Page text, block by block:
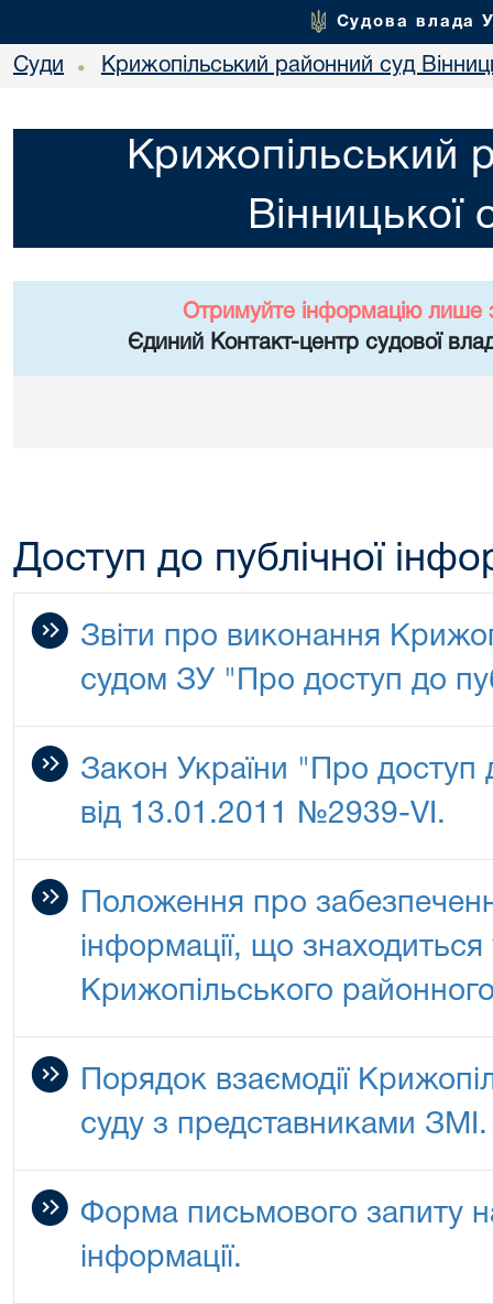
Судова влада
Суди • Крижопільський районний суд
Крижопільський
Вінницької
Отримуйте інформацію лише
Єдиний Контакт-центр судової
Доступ до публічної
Звіти про виконання
судом ЗУ "Про доступ до
Закон України "Про доступ
від 13.01.2011 №2939-VI.
Положення про
інформації, що знаходиться
Крижопільського
Порядок взаємодії
суду з представниками ЗМІ.
Форма письмового запиту
інформації.